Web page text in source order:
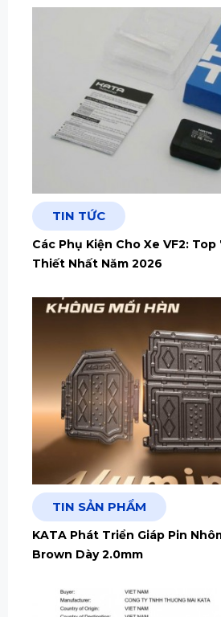
TIN TỨC
Các Phụ Kiện Cho Xe VF2:
Thiết Nhất Năm 2026
TIN SẢN PHẨM
KATA Phát Triển Giáp Pin
Brown Dày 2.0mm